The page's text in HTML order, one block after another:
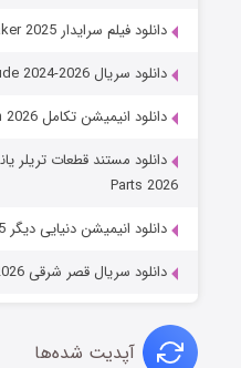
دانلود فیلم سرایدار The Caretaker 2025
دانلود سریال One Hundred Years of Solitude 2024-2026
دانلود انیمیشن تکامل Evolution 2026
Parts 2026
دانلود انیمیشن دنیایی دیگر Another World 2025
دانلود سریال قصر شرقی The East Palace 2026
آپدیت شده‌ها